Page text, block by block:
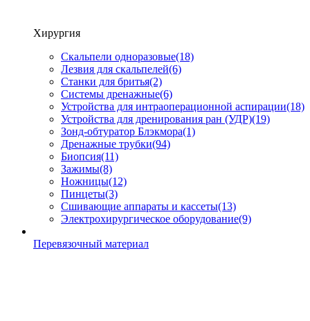
Хирургия
Скальпели одноразовые(18)
Лезвия для скальпелей(6)
Станки для бритья(2)
Системы дренажные(6)
Устройства для интраоперационной аспирации(18)
Устройства для дренирования ран (УДР)(19)
Зонд-обтуратор Блэкмора(1)
Дренажные трубки(94)
Биопсия(11)
Зажимы(8)
Ножницы(12)
Пинцеты(3)
Сшивающие аппараты и кассеты(13)
Электрохирургическое оборудование(9)
Перевязочный материал